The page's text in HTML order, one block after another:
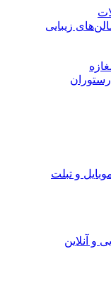
زیبایی
و تبلت
و آنلاین